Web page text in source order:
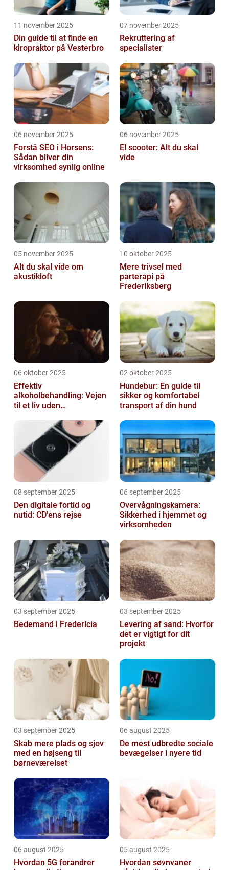
11 november 2025
Din guide til at finde en
kiropraktor på Vesterbro
07 november 2025
Rekruttering af
specialister
06 november 2025
Forstå SEO i Horsens:
Sådan bliver din
virksomhed synlig online
06 november 2025
El scooter: Alt du skal
vide
05 november 2025
Alt du skal vide om
akustikloft
10 oktober 2025
Mere trivsel med
parterapi på
Frederiksberg
06 oktober 2025
Effektiv
alkoholbehandling: Vejen
til et liv uden
02 oktober 2025
Hundebur: En guide til
sikker og komfortabel
transport af din hund
08 september 2025
Den digitale fortid og
nutid: CD'ens rejse
06 september 2025
Overvågningskamera:
Sikkerhed i hjemmet og
virksomheden
03 september 2025
Bedemand i Fredericia
03 september 2025
Levering af sand: Hvorfor
det er vigtigt for dit
projekt
03 september 2025
Skab mere plads og sjov
med en højseng til
børneværelset
06 august 2025
De mest udbredte sociale
bevægelser i nyere tid
06 august 2025
Hvordan 5G forandrer
05 august 2025
Hvordan søvnvaner